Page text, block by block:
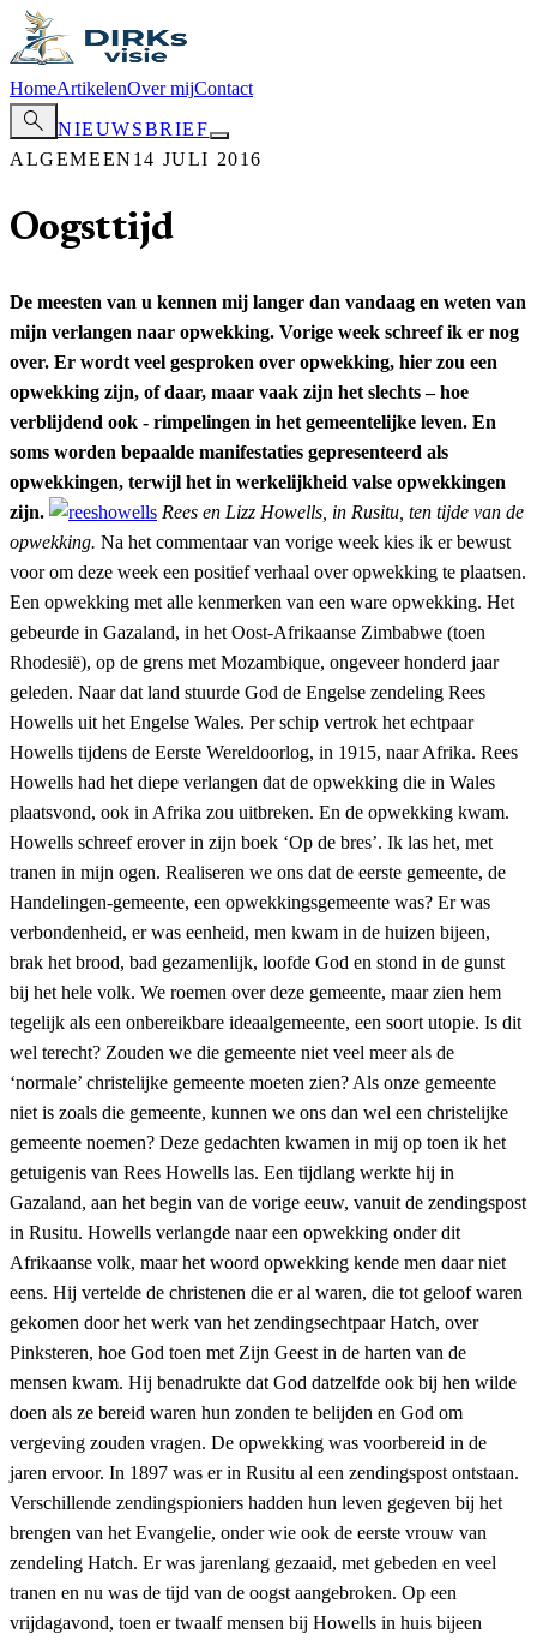
HomeArtikelenOver mijContact
search
NIEUWSBRIEF
ALGEMEEN 14 JULI 2016
Oogsttijd
De meesten van u kennen mij langer dan vandaag en weten van
mijn verlangen naar opwekking. Vorige week schreef ik er nog
over. Er wordt veel gesproken over opwekking, hier zou een
opwekking zijn, of daar, maar vaak zijn het slechts – hoe
verblijdend ook - rimpelingen in het gemeentelijke leven. En
soms worden bepaalde manifestaties gepresenteerd als
opwekkingen, terwijl het in werkelijkheid valse opwekkingen
zijn.
Rees en Lizz Howells, in Rusitu, ten tijde van de
opwekking. Na het commentaar van vorige week kies ik er bewust
voor om deze week een positief verhaal over opwekking te plaatsen.
Een opwekking met alle kenmerken van een ware opwekking. Het
gebeurde in Gazaland, in het Oost-Afrikaanse Zimbabwe (toen
Rhodesië), op de grens met Mozambique, ongeveer honderd jaar
geleden. Naar dat land stuurde God de Engelse zendeling Rees
Howells uit het Engelse Wales. Per schip vertrok het echtpaar
Howells tijdens de Eerste Wereldoorlog, in 1915, naar Afrika. Rees
Howells had het diepe verlangen dat de opwekking die in Wales
plaatsvond, ook in Afrika zou uitbreken. En de opwekking kwam.
Howells schreef erover in zijn boek ‘Op de bres’. Ik las het, met
tranen in mijn ogen. Realiseren we ons dat de eerste gemeente, de
Handelingen-gemeente, een opwekkingsgemeente was? Er was
verbondenheid, er was eenheid, men kwam in de huizen bijeen,
brak het brood, bad gezamenlijk, loofde God en stond in de gunst
bij het hele volk. We roemen over deze gemeente, maar zien hem
tegelijk als een onbereikbare ideaalgemeente, een soort utopie. Is dit
wel terecht? Zouden we die gemeente niet veel meer als de
‘normale’ christelijke gemeente moeten zien? Als onze gemeente
niet is zoals die gemeente, kunnen we ons dan wel een christelijke
gemeente noemen? Deze gedachten kwamen in mij op toen ik het
getuigenis van Rees Howells las. Een tijdlang werkte hij in
Gazaland, aan het begin van de vorige eeuw, vanuit de zendingspost
in Rusitu. Howells verlangde naar een opwekking onder dit
Afrikaanse volk, maar het woord opwekking kende men daar niet
eens. Hij vertelde de christenen die er al waren, die tot geloof waren
gekomen door het werk van het zendingsechtpaar Hatch, over
Pinksteren, hoe God toen met Zijn Geest in de harten van de
mensen kwam. Hij benadrukte dat God datzelfde ook bij hen wilde
doen als ze bereid waren hun zonden te belijden en God om
vergeving zouden vragen. De opwekking was voorbereid in de
jaren ervoor. In 1897 was er in Rusitu al een zendingspost ontstaan.
Verschillende zendingspioniers hadden hun leven gegeven bij het
brengen van het Evangelie, onder wie ook de eerste vrouw van
zendeling Hatch. Er was jarenlang gezaaid, met gebeden en veel
tranen en nu was de tijd van de oogst aangebroken. Op een
vrijdagavond, toen er twaalf mensen bij Howells in huis bijeen